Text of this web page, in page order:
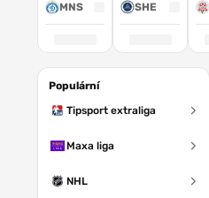
MNS
SHE
Populární
Tipsport extraliga
Maxa liga
NHL